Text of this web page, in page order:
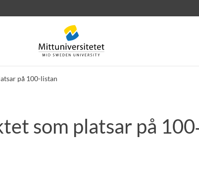
på 100-listan
Lediga jobb
som platsar på